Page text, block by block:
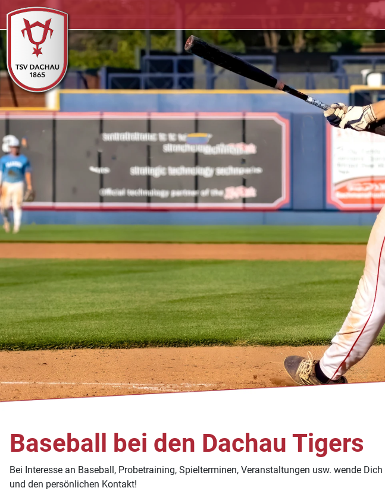
Baseball bei den Dachau Tigers
Bei Interesse an Baseball, Probetraining, Spielterminen, Veranstaltungen usw. wende
und den persönlichen Kontakt!